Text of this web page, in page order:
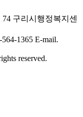
구리시행정복지센
564-1365 E-mail.
reserved.